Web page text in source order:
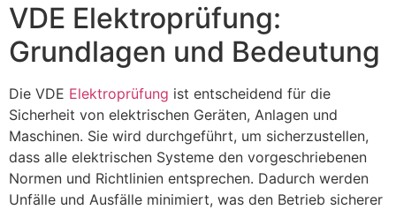
VDE Elektroprüfung:
Grundlagen und Bedeutung
Die VDE Elektroprüfung ist entscheidend für die
Sicherheit von elektrischen Geräten, Anlagen und
Maschinen. Sie wird durchgeführt, um sicherzustellen,
dass alle elektrischen Systeme den vorgeschriebenen
Normen und Richtlinien entsprechen. Dadurch werden
Unfälle und Ausfälle minimiert, was den Betrieb sicherer